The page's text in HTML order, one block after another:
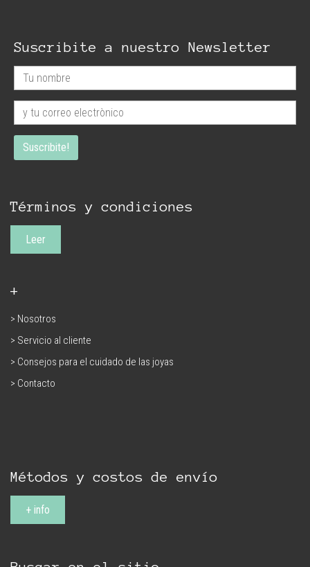
Suscribite a nuestro Newsletter
Términos y condiciones
Leer
+
> Nosotros
> Servicio al cliente
> Consejos para el cuidado de las joyas
> Contacto
Métodos y costos de envío
+ info